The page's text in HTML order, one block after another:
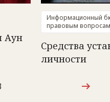
Аун
Информационный
правовым вопросам
Средства
личности
3